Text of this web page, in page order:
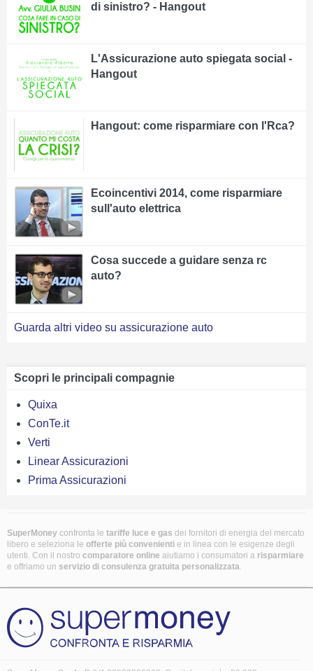
di sinistro? - Hangout
L'Assicurazione auto spiegata social -
Hangout
Hangout: come risparmiare con l'Rca?
Ecoincentivi 2014, come risparmiare
sull'auto elettrica
Cosa succede a guidare senza rc
auto?
Guarda altri video su assicurazione auto
Scopri le principali compagnie
Quixa
ConTe.it
Verti
Linear Assicurazioni
Prima Assicurazioni
SuperMoney confronta le tariffe luce e gas dei fornitori di energia del mercato
libero e seleziona le offerte più convenienti e in linea con le esigenze degli
utenti. Con il nostro comparatore online aiutiamo i consumatori a risparmiare
e offriamo un servizio di consulenza gratuita personalizzata.